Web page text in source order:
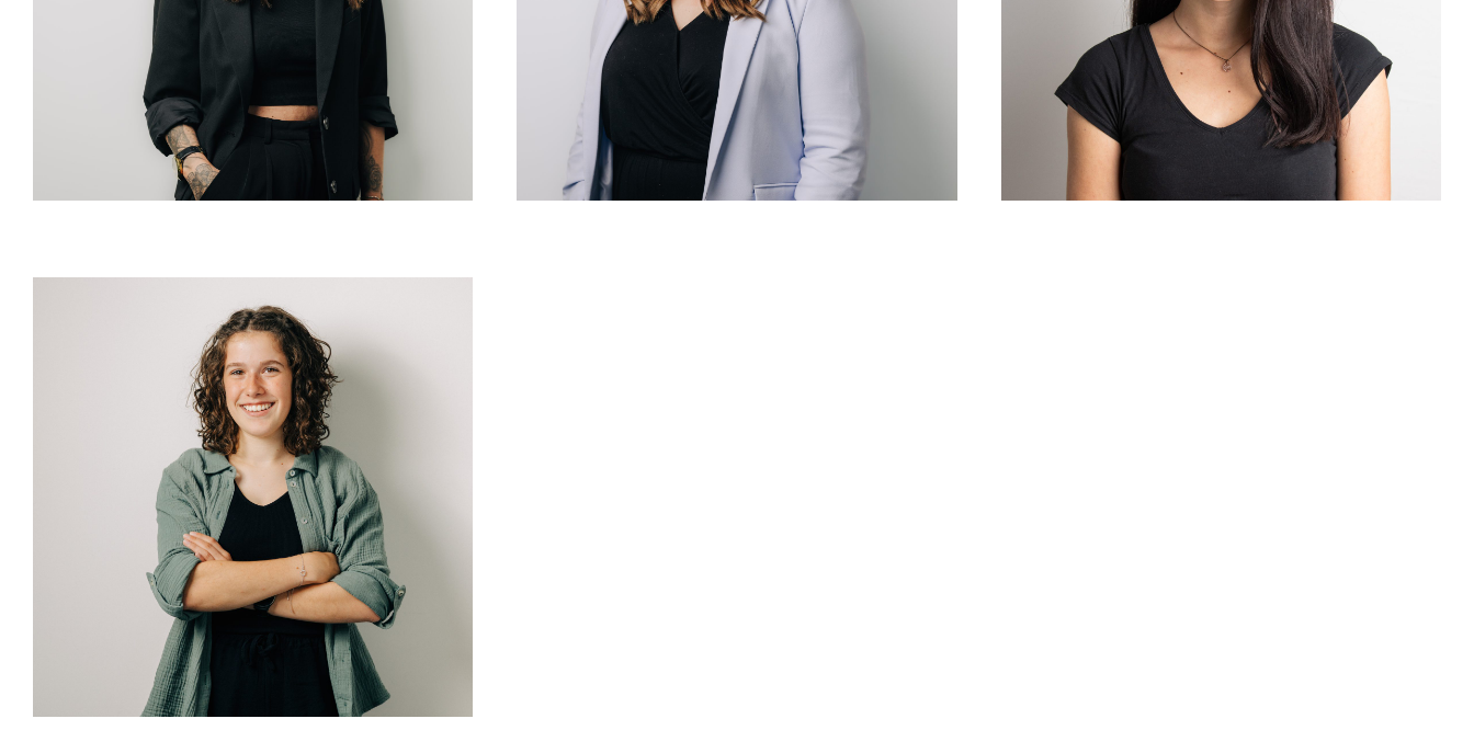
Mo, Mi (vormittags), Fr & Sa anwesend
Mo, Di, Mi, Fr & Sa anwesend
jeden 3. Sa im Monat anwesend
Buchungen kannst du online und telefonisch in der
Filiale vornehmen.
Mara Frutiger
Lernende 2. Lehrjahr